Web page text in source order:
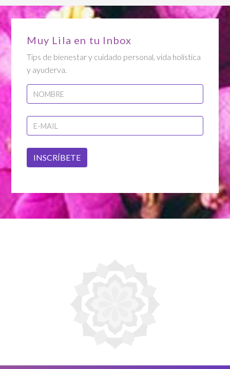
Muy Lila en tu Inbox
Tips de bienestar y cuidado personal, vida holística
y ayuderva.
INSCRÍBETE